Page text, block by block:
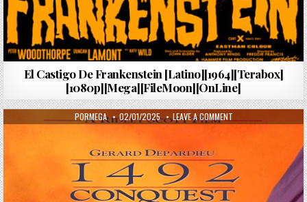
El Castigo De Frankenstein [Latino][1964][Terabox]
[1080p][Mega][FileMoon][OnLine]
AUTHOR:
PORMEGA PUBLISHED DATE:
02/01/2025 LEAVE A COMMENTON 1492 LA